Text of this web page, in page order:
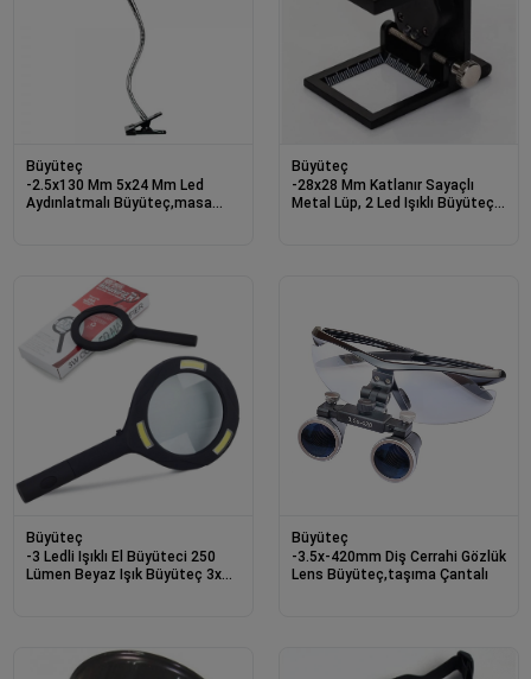
Büyüteç
-2.5x130 Mm 5x24 Mm Led
Aydınlatmalı Büyüteç,masa
Büyüteç
-28x28 Mm Katlanır Sayaçlı
Metal Lüp, 2 Led Işıklı Büyüteç
Büyüteç
-3 Ledli Işıklı El Büyüteci 250
Lümen Beyaz Işık Büyüteç 3x
Büyüteç
-3.5x-420mm Diş Cerrahi Gözlük
Lens Büyüteç,taşıma Çantalı